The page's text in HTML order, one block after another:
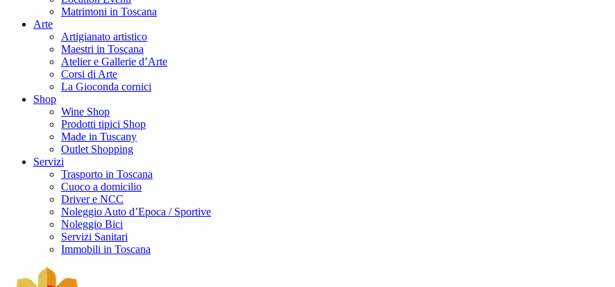
Matrimoni in Toscana
Arte
Artigianato artistico
Maestri in Toscana
Atelier e Gallerie d’Arte
Corsi di Arte
La Gioconda cornici
Shop
Wine Shop
Prodotti tipici Shop
Made in Tuscany
Outlet Shopping
Servizi
Trasporto in Toscana
Cuoco a domicilio
Driver e NCC
Noleggio Auto d’Epoca / Sportive
Noleggio Bici
Servizi Sanitari
Immobili in Toscana